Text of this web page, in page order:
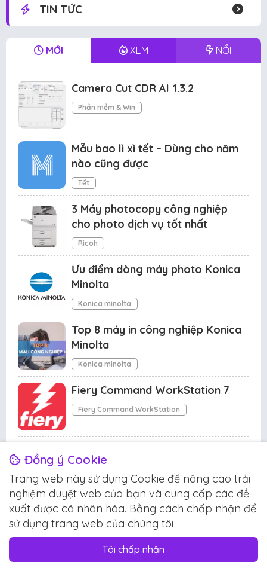
TIN TỨC
MỚI XEM NỔI
Camera Cut CDR AI 1.3.2
Phần mềm & Win
Mẫu bao lì xì tết – Dùng cho năm
nào cũng được
Tết
3 Máy photocopy công nghiệp
cho photo dịch vụ tốt nhất
Ricoh
Ưu điểm dòng máy photo Konica
Minolta
Konica minolta
Top 8 máy in công nghiệp Konica
Minolta
Konica minolta
Fiery Command WorkStation 7
Fiery Command WorkStation
Fiery Command WorkStation 6.4
Fiery Command WorkStation
Đồng ý Cookie
Trang web này sử dụng Cookie để nâng cao trải
nghiệm duyệt web của bạn và cung cấp các đề
xuất được cá nhân hóa. Bằng cách chấp nhận để
sử dụng trang web của chúng tôi
Tôi chấp nhận
Đề xuất cho bạn
Driver Ricoh MP C8002/C6502
series
3 năm trước